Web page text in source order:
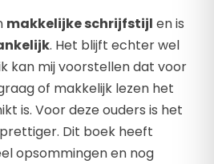
makkelijke schrijfstijl en is
. Het blijft echter wel
kan mij voorstellen dat voor
of makkelijk lezen het
is. Voor deze ouders is het
prettiger. Dit boek heeft
opsommingen en nog